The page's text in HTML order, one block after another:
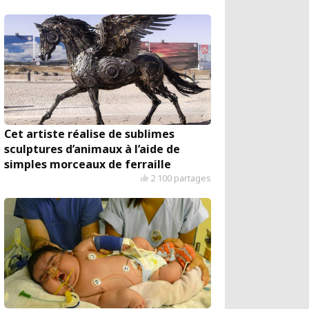
Cet artiste réalise de sublimes
sculptures d’animaux à l’aide de
simples morceaux de ferraille
2 100 partages